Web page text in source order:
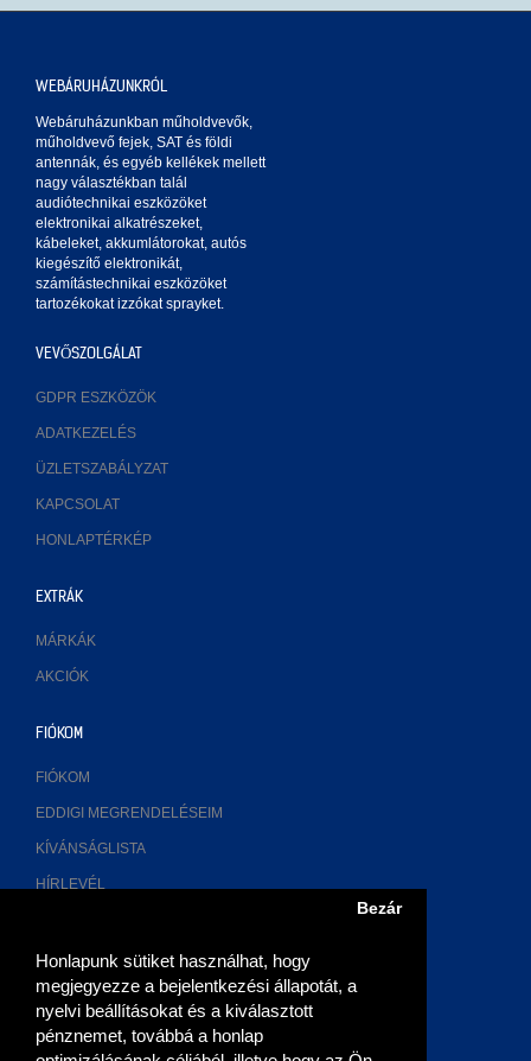
Honlapunk sütiket használhat, hogy
megjegyezze a bejelentkezési állapotát, a
nyelvi beállításokat és a kiválasztott
pénznemet, továbbá a honlap
Bezár
WEBÁRUHÁZUNKRÓL
Webáruházunkban műholdvevők,
műholdvevő fejek, SAT és földi
antennák, és egyéb kellékek mellett
nagy választékban talál
audiótechnikai eszközöket
elektronikai alkatrészeket,
kábeleket, akkumlátorokat, autós
kiegészítő elektronikát,
számítástechnikai eszközöket
tartozékokat izzókat sprayket.
VEVŐSZOLGÁLAT
GDPR ESZKÖZÖK
ADATKEZELÉS
ÜZLETSZABÁLYZAT
KAPCSOLAT
HONLAPTÉRKÉP
EXTRÁK
MÁRKÁK
AKCIÓK
FIÓKOM
FIÓKOM
EDDIGI MEGRENDELÉSEIM
KÍVÁNSÁGLISTA
HÍRLEVÉL
2700 Cegléd, Múzeum u. 3.
06 (53) 315-768, 06 20 9355-269